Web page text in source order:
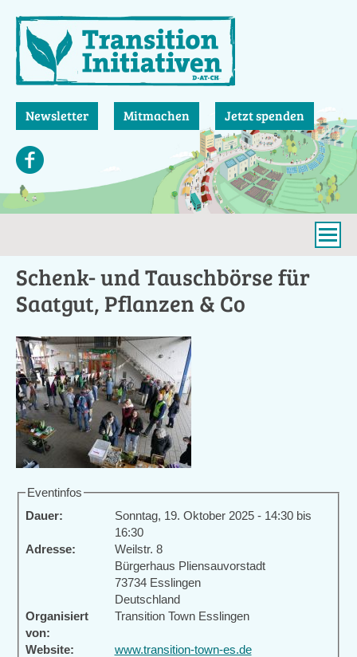
zum
Inhalt
Newsletter Mitmachen Jetzt spenden
Schenk- und Tauschbörse für
Saatgut, Pflanzen & Co
Eventinfos
Dauer:
Sonntag, 19. Oktober 2025 - 14:30bis
16:30
Adresse:
Weilstr. 8
Bürgerhaus Pliensauvorstadt
73734 Esslingen
Deutschland
Organisiert
von:
Transition Town Esslingen
Website: www.transition-town-es.de